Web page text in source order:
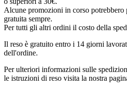
Alcune promozioni in corso potrebbero
gratuita sempre.
Per tutti gli altri ordini il costo della
Il reso è gratuito entro i 14 giorni
dell'ordine.
Per ulteriori informazioni sulle
le istruzioni di reso visita la nostra